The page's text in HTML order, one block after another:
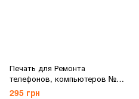
Печать для Ремонта
телефонов, компьютеров №1
40мм
295 грн